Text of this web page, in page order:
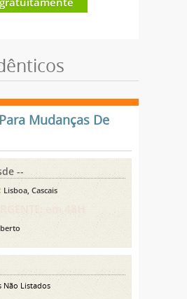
Mudanças De
--
Lisboa, Cascais
em 48H
Não Listados